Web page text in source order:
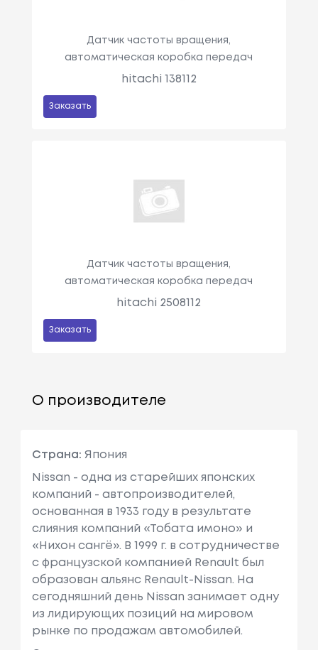
Датчик частоты вращения,
автоматическая коробка передач
hitachi 138112
Заказать
Датчик частоты вращения,
автоматическая коробка передач
hitachi 2508112
Заказать
О производителе
Страна: Япония
Nissan - одна из старейших японских
компаний - автопроизводителей,
основанная в 1933 году в результате
слияния компаний «Тобата имоно» и
«Нихон сангё». В 1999 г. в сотрудничестве
с французcкой компанией Renault был
образован альянс Renault-Nissan. На
сегодняшний день Nissan занимает одну
из лидирующих позиций на мировом
рынке по продажам автомобилей.